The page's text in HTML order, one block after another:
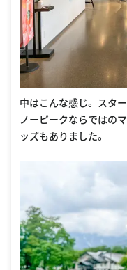
中はこんな感じ。 スタ
ノーピークならではの
ッズもありました。